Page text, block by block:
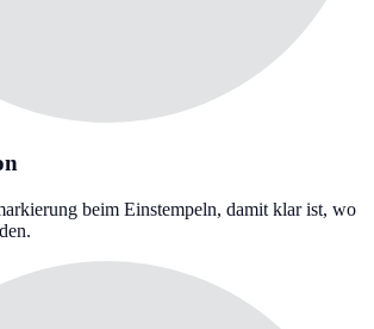
beim Einstempeln, damit klar ist, wo